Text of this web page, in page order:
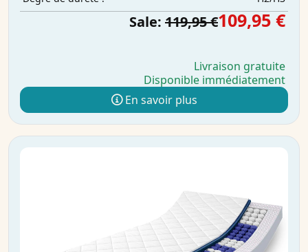
Sale: 119,95 €109,95 €
Livraison gratuite
Disponible immédiatement
En savoir plus